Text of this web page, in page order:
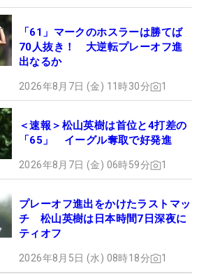
「61」マークのホスラーは勝てば
70人抜き！ 大逆転プレーオフ進
出なるか
2026年8月7日 (金) 11時30分 1
＜速報＞松山英樹は首位と4打差の
「65」 イーグル奪取で好発進
2026年8月7日 (金) 06時59分 1
プレーオフ進出をかけたラストマッ
チ 松山英樹は日本時間7日深夜に
ティオフ
2026年8月5日 (水) 08時18分 1